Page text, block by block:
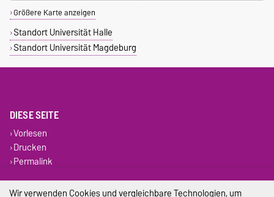
Größere Karte anzeigen
Standort Universität Halle
Standort Universität Magdeburg
DIESE SEITE
Vorlesen
Drucken
Permalink
Impressum
Wir verwenden Cookies und vergleichbare Technologien, um